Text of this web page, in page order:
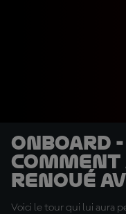
OnBoard
Comment
renoué
Voici le tour qui lui aura